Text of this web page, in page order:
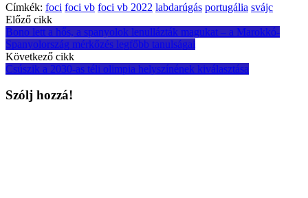
Címkék: foci foci vb foci vb 2022 labdarúgás portugália svájc
Post
navigation
Előző cikk
Bono lett a hős, a spanyolok lenullázták magukat – a Marokkó-
Spanyolország mérkőzés legfőbb tanulságai
Következő cikk
Csúszik a 2030-as téli olimpia helyszínének kiválasztása
Szólj hozzá!